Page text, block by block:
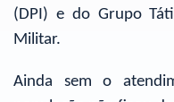
(DPI) e do Grupo
Militar.
Ainda sem o